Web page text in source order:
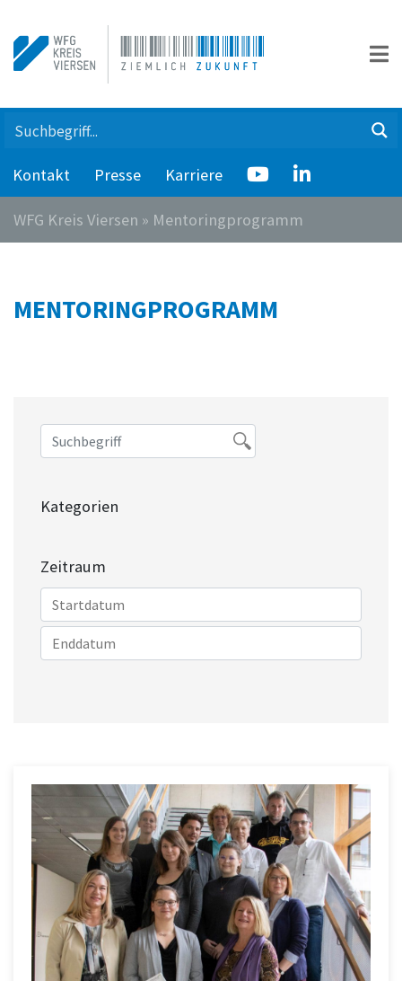
Kontakt Presse Karriere
WFG Kreis Viersen » Mentoringprogramm
MENTORINGPROGRAMM
Kategorien
Zeitraum